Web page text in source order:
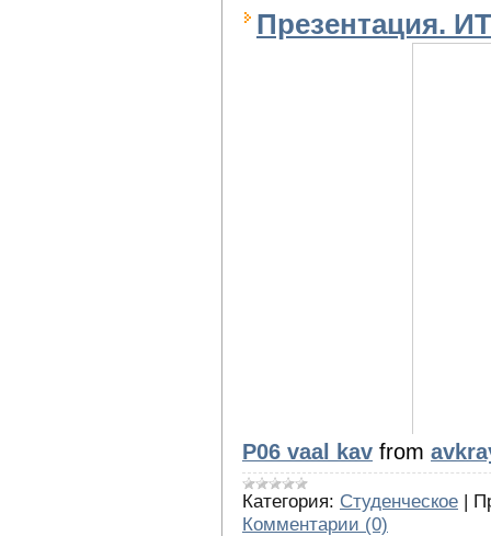
Презентация.
P06 vaal kav from
Категория: Студенческое |
Комментарии (0)